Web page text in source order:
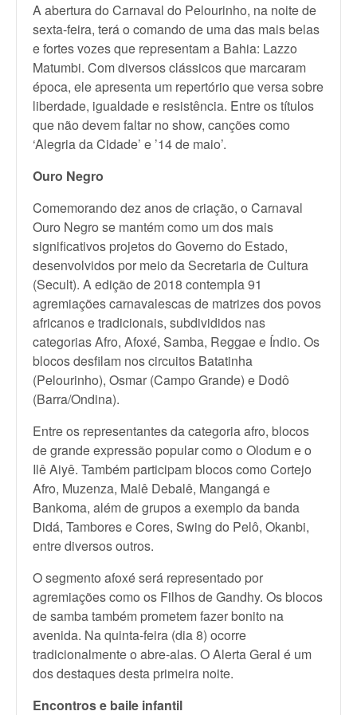
A abertura do Carnaval do Pelourinho, na noite de
sexta-feira, terá o comando de uma das mais belas
e fortes vozes que representam a Bahia: Lazzo
Matumbi. Com diversos clássicos que marcaram
época, ele apresenta um repertório que versa sobre
liberdade, igualdade e resistência. Entre os títulos
que não devem faltar no show, canções como
‘Alegria da Cidade’ e ’14 de maio’.
Ouro Negro
Comemorando dez anos de criação, o Carnaval
Ouro Negro se mantém como um dos mais
significativos projetos do Governo do Estado,
desenvolvidos por meio da Secretaria de Cultura
(Secult). A edição de 2018 contempla 91
agremiações carnavalescas de matrizes dos povos
africanos e tradicionais, subdivididos nas
categorias Afro, Afoxé, Samba, Reggae e Índio. Os
blocos desfilam nos circuitos Batatinha
(Pelourinho), Osmar (Campo Grande) e Dodô
(Barra/Ondina).
Entre os representantes da categoria afro, blocos
de grande expressão popular como o Olodum e o
Ilê Aiyê. Também participam blocos como Cortejo
Afro, Muzenza, Malê Debalê, Mangangá e
Bankoma, além de grupos a exemplo da banda
Didá, Tambores e Cores, Swing do Pelô, Okanbi,
entre diversos outros.
O segmento afoxé será representado por
agremiações como os Filhos de Gandhy. Os blocos
de samba também prometem fazer bonito na
avenida. Na quinta-feira (dia 8) ocorre
tradicionalmente o abre-alas. O Alerta Geral é um
dos destaques desta primeira noite.
Encontros e baile infantil